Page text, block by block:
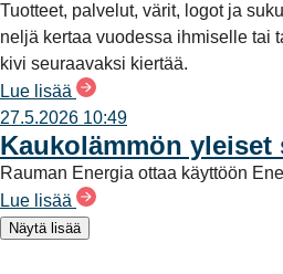
Tuotteet, palvelut, värit, logot ja
neljä kertaa vuodessa ihmiselle tai
kivi seuraavaksi kiertää.
Lue lisää
27.5.2026 10:49
Kaukolämmön
Rauman Energia ottaa käyttöön
Lue lisää
Näytä lisää